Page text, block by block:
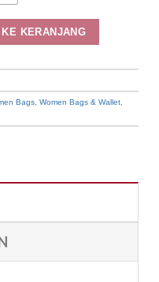
KERANJANG
Bags ,Women Bags & Wallet